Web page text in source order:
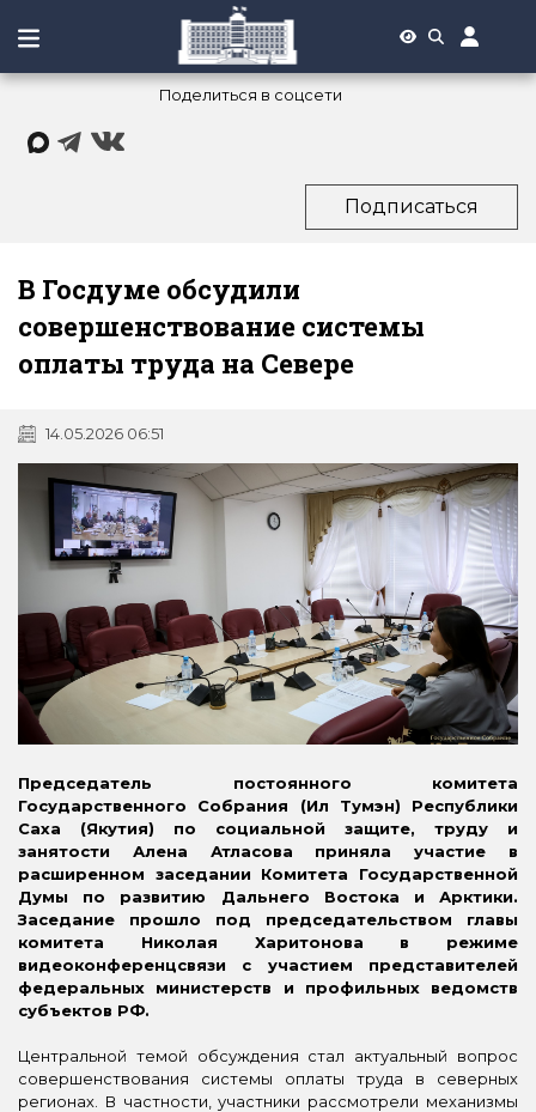
Поделиться в соцсети
Подписаться
В Госдуме обсудили
совершенствование системы
оплаты труда на Севере
14.05.2026 06:51
Председатель постоянного комитета
Государственного Собрания (Ил Тумэн) Республики
Саха (Якутия) по социальной защите, труду и
занятости Алена Атласова приняла участие в
расширенном заседании Комитета Государственной
Думы по развитию Дальнего Востока и Арктики.
Заседание прошло под председательством главы
комитета Николая Харитонова в режиме
видеоконференцсвязи с участием представителей
федеральных министерств и профильных ведомств
субъектов РФ.
Центральной темой обсуждения стал актуальный вопрос
совершенствования системы оплаты труда в северных
регионах. В частности, участники рассмотрели механизмы